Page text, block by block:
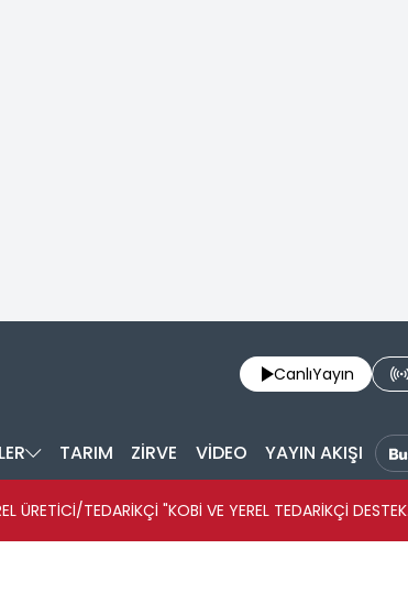
CanlıYayın
TARIM ZİRVE VİDEO YAYIN AKIŞI
ÜRETİCİ/TEDARİKÇİ "KOBİ VE YEREL TEDARİKÇİ DESTEK